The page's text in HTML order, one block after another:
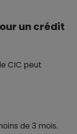
un crédit
CIC peut
de 3 mois.